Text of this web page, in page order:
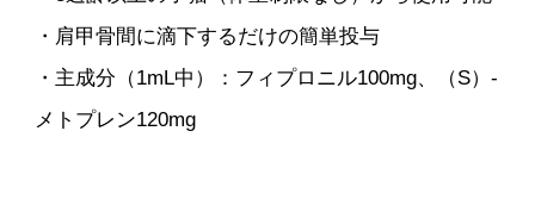
・肩甲骨間に滴下するだけの簡単投与
・主成分（1mL中）：フィプロニル100mg、（S）-
メトプレン120mg